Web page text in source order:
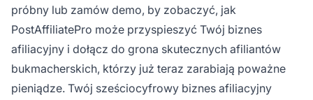
próbny lub zamów demo, by zobaczyć, jak
PostAffiliatePro może przyspieszyć Twój biznes
afiliacyjny i dołącz do grona skutecznych afiliantów
bukmacherskich, którzy już teraz zarabiają poważne
pieniądze. Twój sześciocyfrowy biznes afiliacyjny